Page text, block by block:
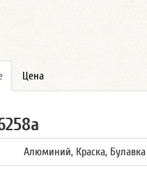
Цена
Алюминий, Краска, Булавка